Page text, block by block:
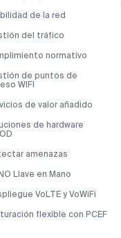
de la red
del tráfico
normativo
de puntos de
WIFI
de valor añadido
de hardware
amenazas
Llave en Mano
VoLTE y VoWiFi
flexible con PCEF